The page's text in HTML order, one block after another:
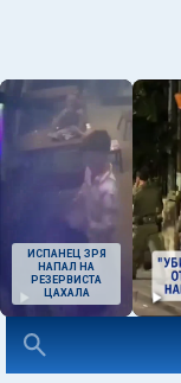
ИСПАНЕЦ ЗРЯ
НАПАЛ НА
РЕЗЕРВИСТА
ЦАХАЛА